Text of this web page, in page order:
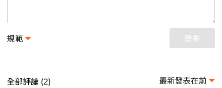
規範 發布
全部評論 (2) 最新發表在前